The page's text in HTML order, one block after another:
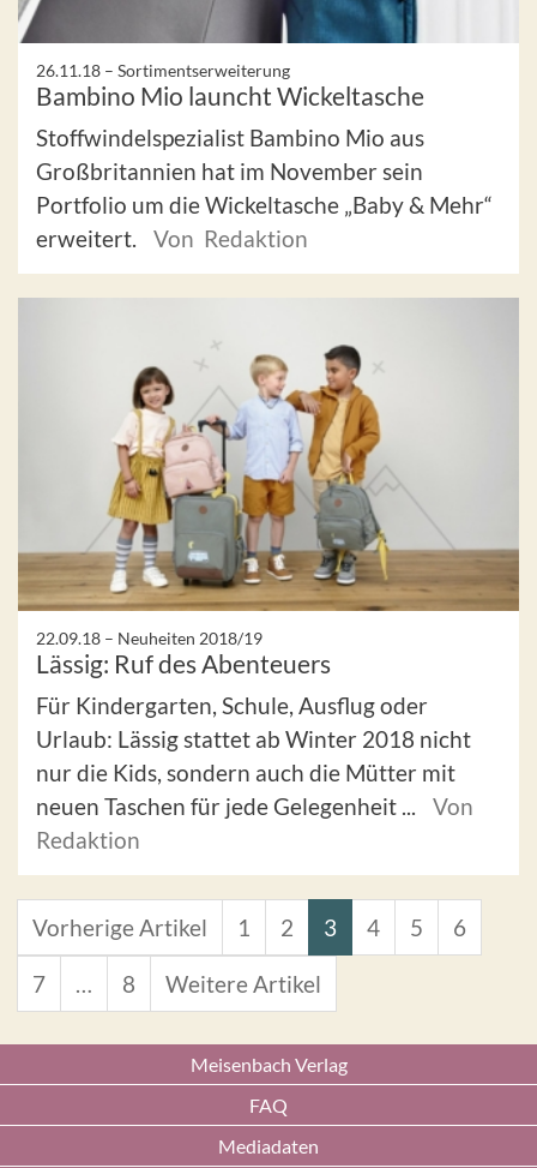
26.11.18 – Sortimentserweiterung
Bambino Mio launcht Wickeltasche
Stoffwindelspezialist Bambino Mio aus
Großbritannien hat im November sein
Portfolio um die Wickeltasche „Baby & Mehr“
erweitert.
Von Redaktion
22.09.18 – Neuheiten 2018/19
Lässig: Ruf des Abenteuers
Für Kindergarten, Schule, Ausflug oder
Urlaub: Lässig stattet ab Winter 2018 nicht
nur die Kids, sondern auch die Mütter mit
neuen Taschen für jede Gelegenheit ...
Von
Redaktion
Vorherige Artikel 1 2 3 4 5 6
7 … 8 Weitere Artikel
Meisenbach Verlag
FAQ
Mediadaten